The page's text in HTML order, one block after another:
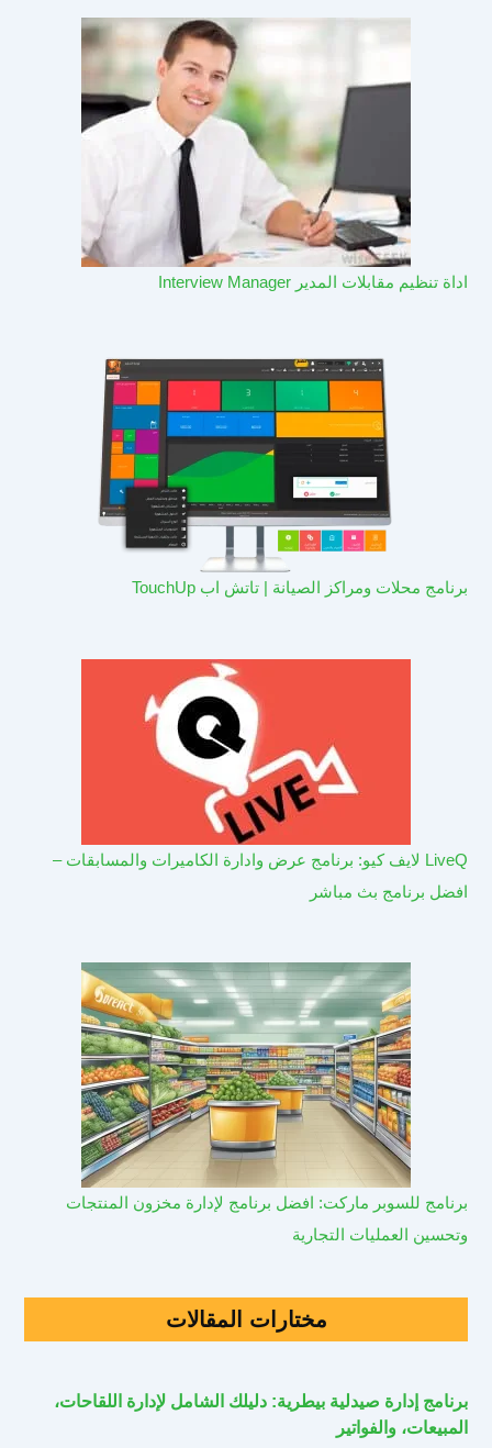
اداة تنظيم مقابلات المدير Interview Manager
برنامج محلات ومراكز الصيانة | تاتش اب TouchUp
LiveQ لايف كيو: برنامج عرض وادارة الكاميرات والمسابقات –
افضل برنامج بث مباشر
برنامج للسوبر ماركت: افضل برنامج لإدارة مخزون المنتجات
وتحسين العمليات التجارية
مختارات المقالات
برنامج إدارة صيدلية بيطرية: دليلك الشامل لإدارة اللقاحات،
المبيعات، والفواتير